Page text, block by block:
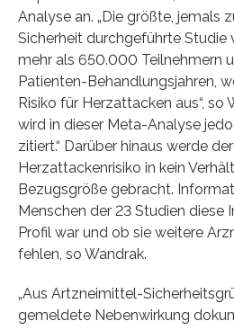
Analyse an. „Die größte, jemals
Sicherheit durchgeführte Studie
mehr als 650.000 Teilnehmern
Patienten-Behandlungsjahren,
Risiko für Herzattacken aus“, so
wird in dieser Meta-Analyse
zitiert.“ Darüber hinaus werde
Herzattackenrisiko in kein
Bezugsgröße gebracht.
Menschen der 23 Studien diese
Profil war und ob sie weitere
fehlen, so Wandrak.
„Aus Artzneimittel-
gemeldete Nebenwirkung